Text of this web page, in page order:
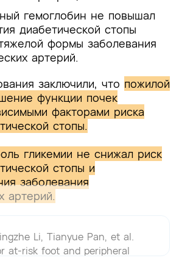
гемоглобин не повышал
диабетической стопы
формы заболевания
артерий.
заключили, что пожилой
функции почек
факторами риска
стопы.
гликемии не снижал риск
стопы и
заболевания
артерий.
Li, Tianyue Pan, et al.
at-risk foot and peripheral